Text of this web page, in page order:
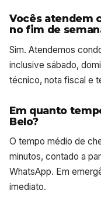
Vocês atendem
no fim de
Sim. Atendemos
inclusive sábado,
técnico, nota fiscal e
Em quanto
Belo?
O tempo médio de
minutos, contado a
WhatsApp. Em
imediato.